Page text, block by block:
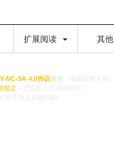
扩展阅读 其他
NC-SA 4.0协议提供 ，编辑权限开放。
规定 • 交流群：1018709157
异士加入原神WIKI。